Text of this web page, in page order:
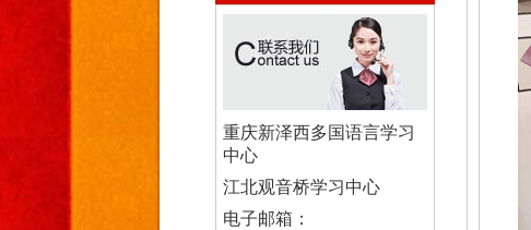
重庆新泽西多国语言学习
中心
江北观音桥学习中心
电子邮箱：